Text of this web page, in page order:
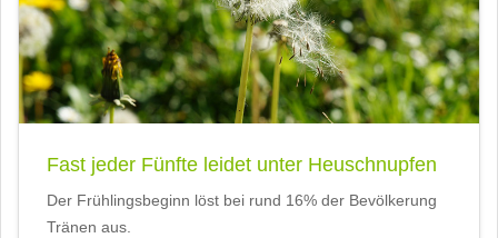
Fast jeder Fünfte leidet unter Heuschnupfen
Der Frühlingsbeginn löst bei rund 16% der Bevölkerung
Tränen aus.